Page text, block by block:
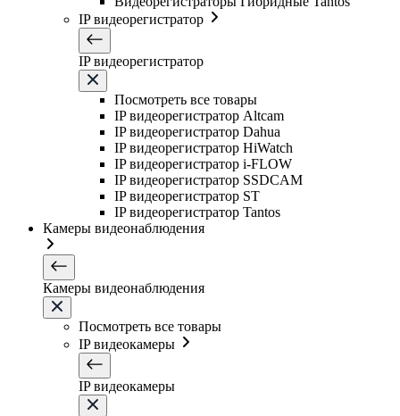
IP видеорегистратор
IP видеорегистратор
Посмотреть все товары
IP видеорегистратор Altcam
IP видеорегистратор Dahua
IP видеорегистратор HiWatch
IP видеорегистратор i-FLOW
IP видеорегистратор SSDCAM
IP видеорегистратор ST
IP видеорегистратор Tantos
Камеры видеонаблюдения
Камеры видеонаблюдения
Посмотреть все товары
IP видеокамеры
IP видеокамеры